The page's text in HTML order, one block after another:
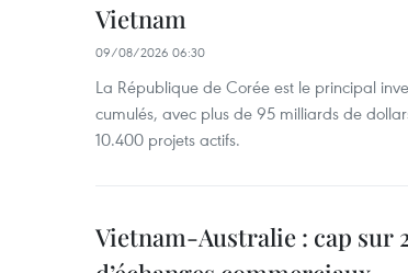
Vietnam
09/08/2026 06:30
La République de Corée est le principal
cumulés, avec plus de 95 milliards de
10.400 projets actifs.
Vietnam-Australie : cap sur